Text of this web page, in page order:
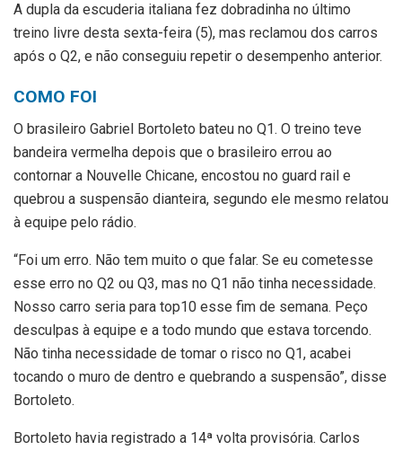
A dupla da escuderia italiana fez dobradinha no último
treino livre desta sexta-feira (5), mas reclamou dos carros
após o Q2, e não conseguiu repetir o desempenho anterior.
COMO FOI
O brasileiro Gabriel Bortoleto bateu no Q1. O treino teve
bandeira vermelha depois que o brasileiro errou ao
contornar a Nouvelle Chicane, encostou no guard rail e
quebrou a suspensão dianteira, segundo ele mesmo relatou
à equipe pelo rádio.
“Foi um erro. Não tem muito o que falar. Se eu cometesse
esse erro no Q2 ou Q3, mas no Q1 não tinha necessidade.
Nosso carro seria para top10 esse fim de semana. Peço
desculpas à equipe e a todo mundo que estava torcendo.
Não tinha necessidade de tomar o risco no Q1, acabei
tocando o muro de dentro e quebrando a suspensão”, disse
Bortoleto.
Bortoleto havia registrado a 14ª volta provisória. Carlos